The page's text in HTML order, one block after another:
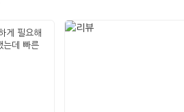
게 필요해
는데 빠른